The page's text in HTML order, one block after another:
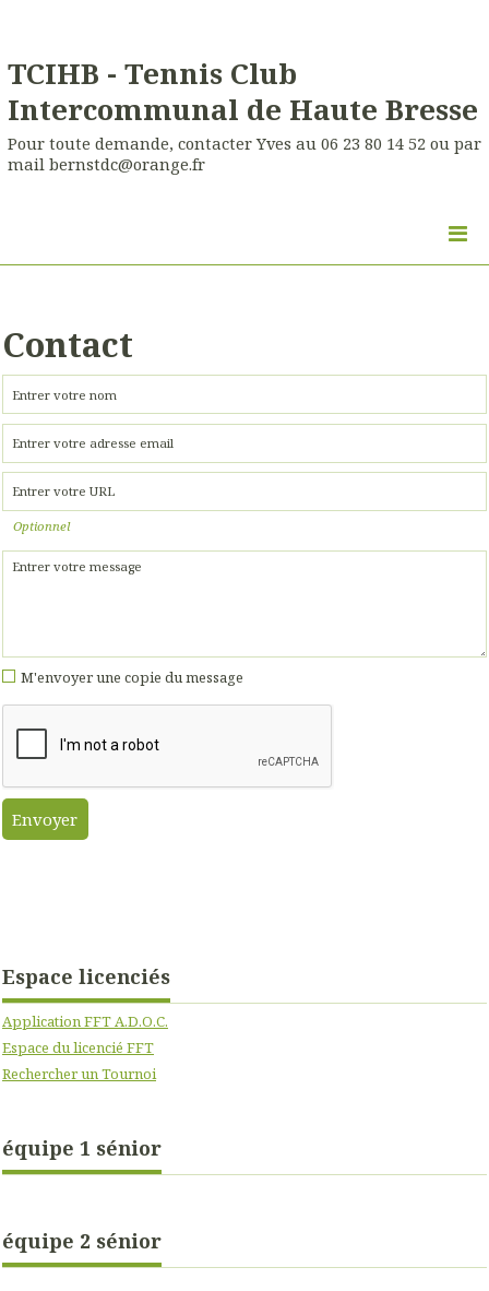
TCIHB - Tennis Club
Intercommunal de Haute Bresse
Pour toute demande, contacter Yves au 06 23 80 14 52 ou par
mail bernstdc@orange.fr
Espace licenciés
Application FFT A.D.O.C.
Espace du licencié FFT
Rechercher un Tournoi
équipe 1 sénior
équipe 2 sénior
Contact
Optionnel
M'envoyer une copie du message